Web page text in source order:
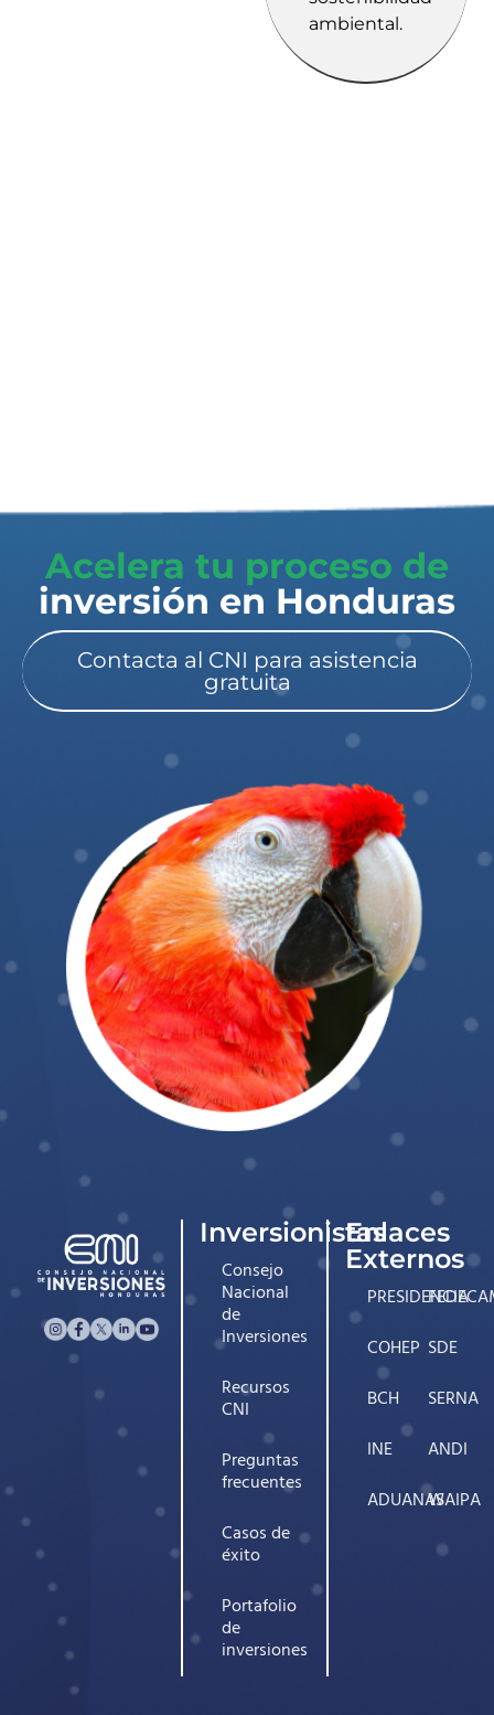
ambiental.
Acelera tu proceso de
inversión en Honduras​
Contacta al CNI para asistencia
gratuita
Inversionistas
Consejo
Nacional
de
Inversiones
Recursos
CNI
Preguntas
frecuentes
Casos de
éxito
Portafolio
de
inversiones
Enlaces
Externos
PRESIDENCIA
COHEP
BCH
INE
ADUANAS
SDE
SERNA
ANDI
WAIPA